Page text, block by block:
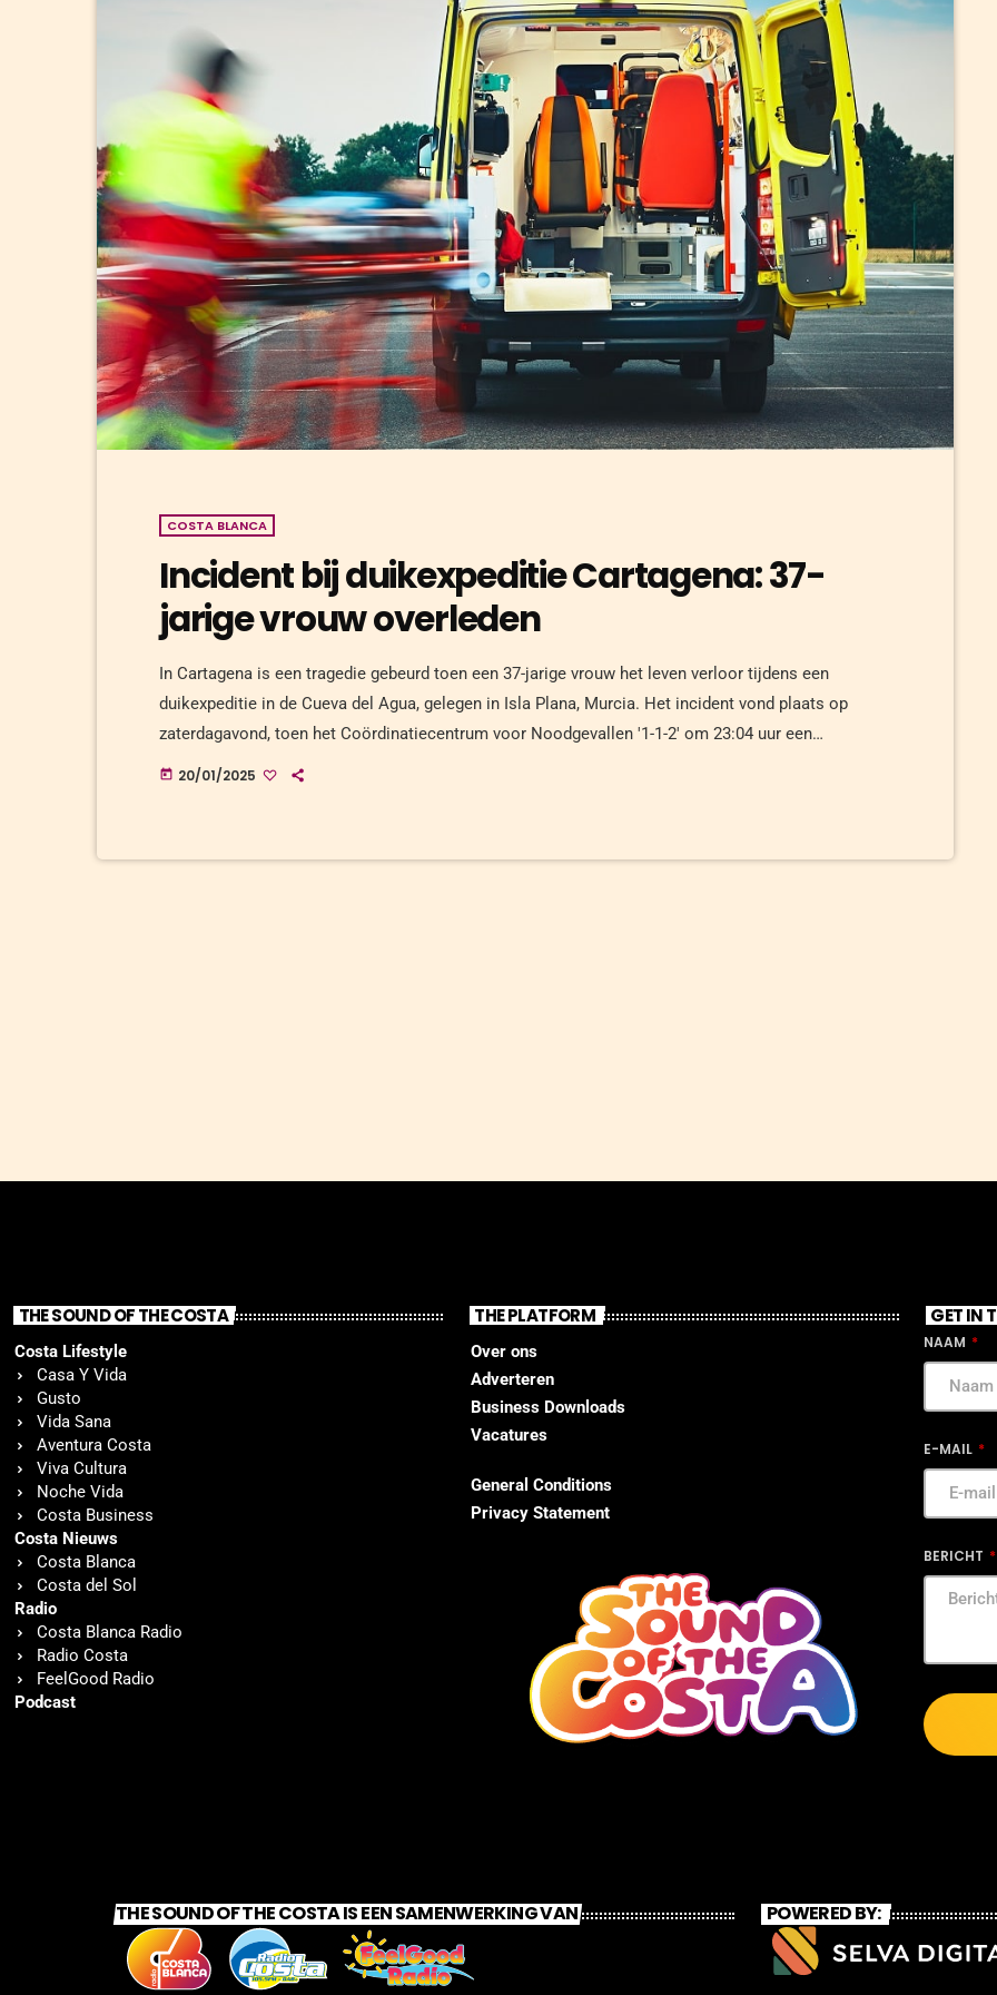
COSTA BLANCA
Incident bij duikexpeditie Cartagena: 37-
jarige vrouw overleden
In Cartagena is een tragedie gebeurd toen een 37-jarige vrouw het leven verloor tijdens een
duikexpeditie in de Cueva del Agua, gelegen in Isla Plana, Murcia. Het incident vond plaats op
zaterdagavond, toen het Coördinatiecentrum voor Noodgevallen '1-1-2' om 23:04 uur een
noodoproep ontving. De beller, die zich bij de ingang van de grot bevond, meldde dat zijn
today 20/01/2025
THE SOUND OF THE COSTA
Costa Lifestyle
Casa Y Vida
Gusto
Vida Sana
Aventura Costa
Viva Cultura
Noche Vida
Costa Business
Costa Nieuws
Costa Blanca
Costa del Sol
Radio
Costa Blanca Radio
Radio Costa
FeelGood Radio
Podcast
THE PLATFORM
Over ons
Adverteren
Business Downloads
Vacatures
General Conditions
Privacy Statement
GET IN
NAAM
E-MAIL
BERICHT
THE SOUND OF THE COSTA IS EEN SAMENWERKING VAN POWERED BY: